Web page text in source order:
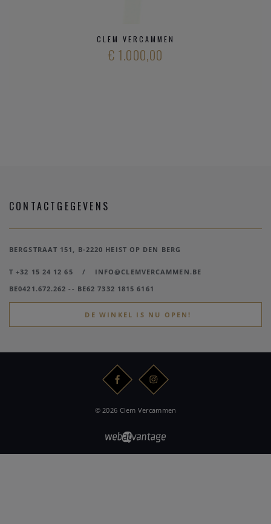
CLEM VERCAMMEN
€ 1.000,00
CONTACTGEGEVENS
BERGSTRAAT 151, B-2220 HEIST OP DEN BERG
T +32 15 24 12 65 /
INFO@CLEMVERCAMMEN.BE
BE0421.672.262 -- BE62 7332 1815 6161
DE WINKEL IS NU OPEN!
© 2026 Clem Vercammen